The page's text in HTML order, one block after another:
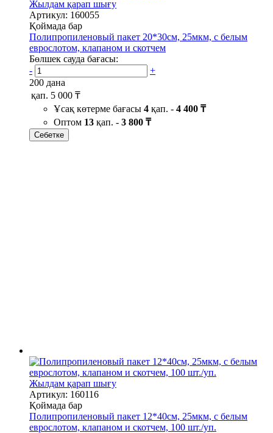
Жылдам қарап шығу
Артикул: 160055
Қоймада бар
Полипропиленовый пакет 20*30см, 25мкм, с белым
еврослотом, клапаном и скотчем
Бөлшек сауда бағасы:
-
+
200 дана
қап. 5 000 ₸
Ұсақ көтерме бағасы 4 қап. - 4 400 ₸
Оптом 13 қап. - 3 800 ₸
Себетке
Жылдам қарап шығу
Артикул: 160116
Қоймада бар
Полипропиленовый пакет 12*40см, 25мкм, с белым
еврослотом, клапаном и скотчем, 100 шт./уп.